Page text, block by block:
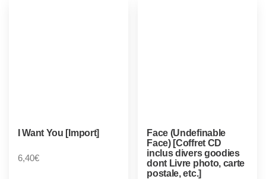
I Want You [Import]
6,40€
Face (Undefinable
Face) [Coffret CD
inclus divers goodies
dont Livre photo, carte
postale, etc.]